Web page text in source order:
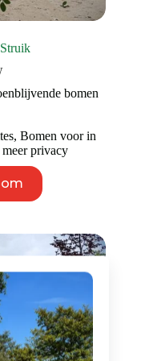
bomen
,Bomen voor in
privacy